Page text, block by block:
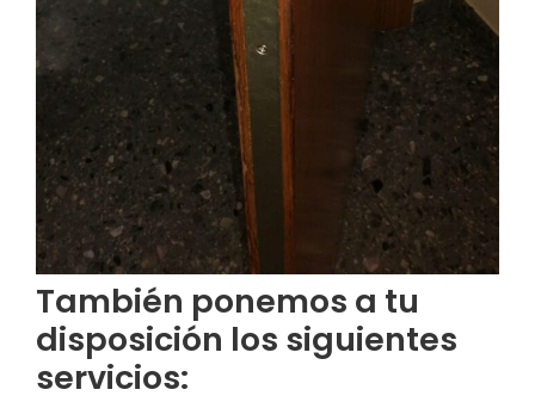
También ponemos a tu
disposición los siguientes
servicios: